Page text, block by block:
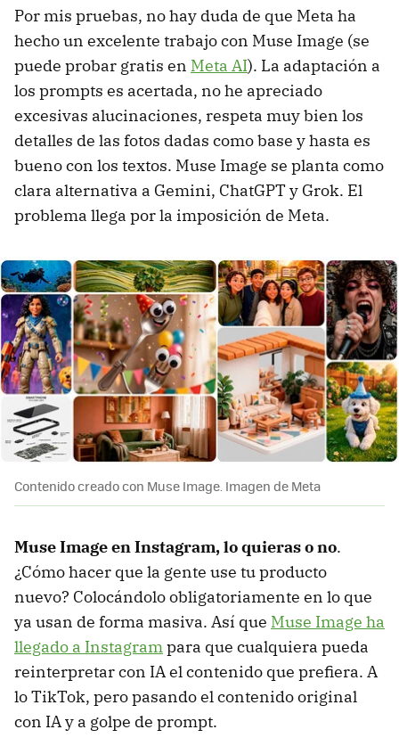
Por mis pruebas, no hay duda de que Meta ha
hecho un excelente trabajo con Muse Image (se
puede probar gratis en Meta AI). La adaptación a
los prompts es acertada, no he apreciado
excesivas alucinaciones, respeta muy bien los
detalles de las fotos dadas como base y hasta es
bueno con los textos. Muse Image se planta como
clara alternativa a Gemini, ChatGPT y Grok. El
problema llega por la imposición de Meta.
Contenido creado con Muse Image. Imagen de Meta
Muse Image en Instagram, lo quieras o no.
¿Cómo hacer que la gente use tu producto
nuevo? Colocándolo obligatoriamente en lo que
ya usan de forma masiva. Así que Muse Image ha
llegado a Instagrampara que cualquiera pueda
reinterpretar con IA el contenido que prefiera. A
lo TikTok, pero pasando el contenido original
con IA y a golpe de prompt.